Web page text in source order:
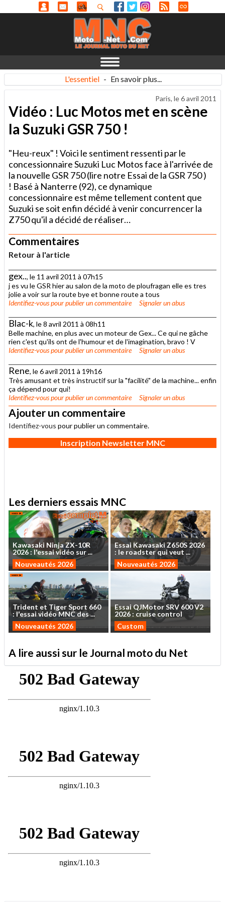
L'essentiel - En savoir plus...
Paris, le6 avril 2011
Vidéo : Luc Motos met en scène
la Suzuki GSR 750 !
"Heu-reux" ! Voici le sentiment ressenti par le
concessionnaire Suzuki Luc Motos face à l'arrivée de
la nouvelle GSR 750 (lire notre Essai de la GSR 750 )
! Basé à Nanterre (92), ce dynamique
concessionnaire est même tellement content que
Suzuki se soit enfin décidé à venir concurrencer la
Z750 qu'il a décidé de réaliser…
Commentaires
Retour à l'article
gex.., le 11 avril 2011 à 07h15
j es vu le GSR hier au salon de la moto de ploufragan elle es tres
jolie a voir sur la route bye et bonne route a tous
Identifiez-vouspour publier un commentaire Signaler un abus
Blac-k, le 8 avril 2011 à 08h11
Belle machine, en plus avec un moteur de Gex... Ce qui ne gâche
rien c'est qu'ils ont de l'humour et de l'imagination, bravo ! V
Identifiez-vouspour publier un commentaire Signaler un abus
Rene, le 6 avril 2011 à 19h16
Très amusant et très instructif sur la "facilité" de la machine... enfin
ça dépend pour qui!
Identifiez-vouspour publier un commentaire Signaler un abus
Ajouter un commentaire
Identifiez-vous pour publier un commentaire.
Inscription Newsletter MNC
Les derniers essais MNC
Kawasaki NinjaZX-10R
2026: l'essaividéo sur...
Nouveautés 2026
Essai KawasakiZ650S 2026
: le roadsterquiveut ...
Nouveautés 2026
Trident et TigerSport 660
: l'essaividéoMNCdes...
Nouveautés 2026
EssaiQJMotorSRV 600V2
2026 : cruise control
Custom
A lire aussi sur le Journal moto du Net